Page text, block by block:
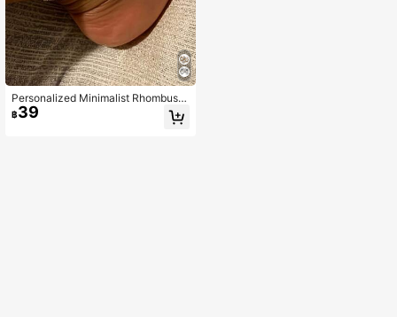
Personalized Minimalist Rhombus D
esign Foot Chain, Summer ชายหาด
Jewelry, Sparkling พลอยเทียม Inlaid
฿39